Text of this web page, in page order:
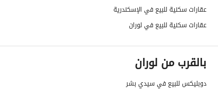
عقارات سكنية للبيع في الإسكندرية
عقارات سكنية للبيع في لوران
بالقرب من لوران
دوبليكس للبيع في سيدي بشر